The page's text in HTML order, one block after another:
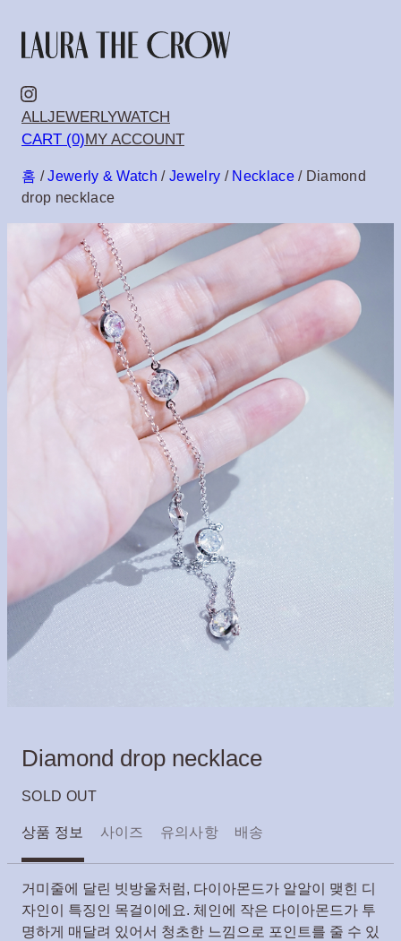
텐
츠
로
로
가
Instagram
ALLJEWERLYWATCH
CART (0)MY ACCOUNT
홈 /Jewerly & Watch /Jewelry / Necklace/ Diamond
drop necklace
Diamond drop necklace
SOLD OUT
상품 정보 사이즈 유의사항 배송
거미줄에 달린 빗방울처럼, 다이아몬드가 알알이 맺힌 디
자인이 특징인 목걸이에요. 체인에 작은 다이아몬드가 투
명하게 매달려 있어서 청초한 느낌으로 포인트를 줄 수 있